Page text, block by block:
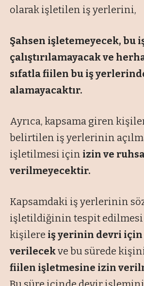
olarak işletilen iş yerlerini,
Şahsen işletemeyecek, bu
çalıştırılamayacak ve
sıfatla fiilen bu iş
alamayacaktır.
Ayrıca, kapsama giren
belirtilen iş yerlerinin
işletilmesi için izin ve
verilmeyecektir.
Kapsamdaki iş yerlerinin
işletildiğinin tespit
kişilere iş yerinin devri için
verilecekve bu sürede
fiilen işletmesine izin